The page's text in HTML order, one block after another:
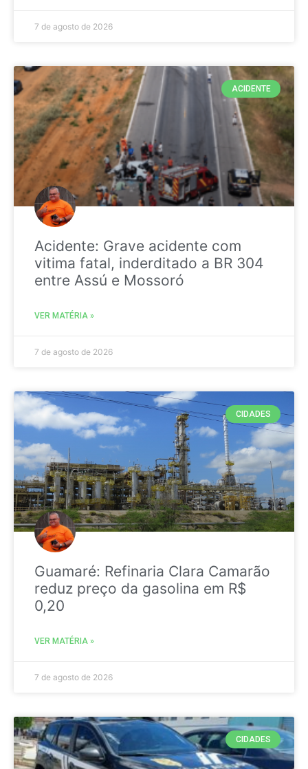
7 de agosto de 2026
ACIDENTE
Acidente: Grave acidente com
vitima fatal, inderditado a BR 304
entre Assú e Mossoró
VER MATÉRIA »
7 de agosto de 2026
CIDADES
Guamaré: Refinaria Clara Camarão
reduz preço da gasolina em R$
0,20
VER MATÉRIA »
7 de agosto de 2026
CIDADES